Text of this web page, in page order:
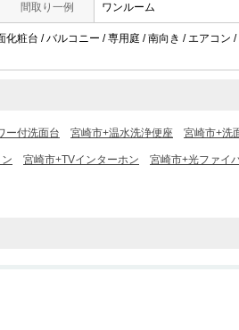
間取り一例 ワンルーム
粧台 / バルコニー / 専用庭 / 南向き / エアコン
ー付洗面台 宮崎市+温水洗浄便座 宮崎市+洗
宮崎市+TVインターホン 宮崎市+光ファイ